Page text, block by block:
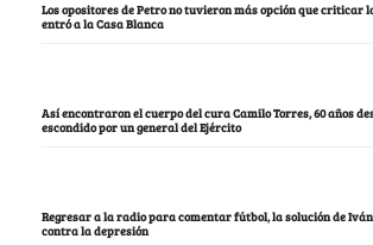
Los opositores de Petro no tuvieron más opción que criticar
entró a la Casa Blanca
Así encontraron el cuerpo del cura Camilo Torres, 60 años
escondido por un general del Ejército
Regresar a la radio para comentar fútbol, la solución de
contra la depresión